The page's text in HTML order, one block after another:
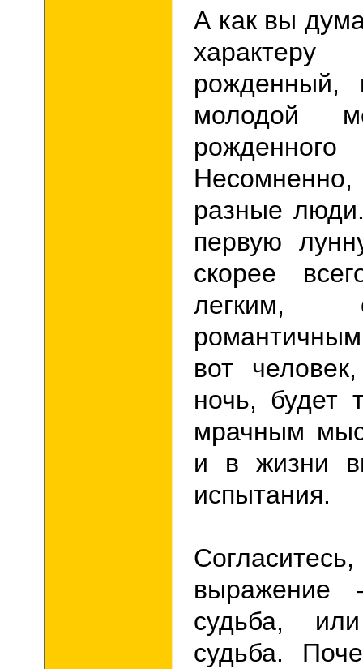
А как вы
характеру
рожденный,
молодой
разные
первую
скорее
легким,
вот
ночь, будет
мрачным
и в жизни
испытания.
выражение
судьба,
судьба.